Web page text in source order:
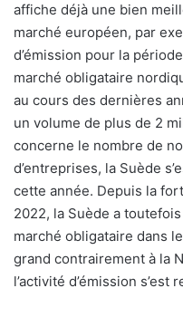
affiche déjà une bien
marché européen, par
d’émission pour la
marché obligataire
au cours des dernières
un volume de plus de 2
concerne le nombre de
d’entreprises, la Suède
cette année. Depuis la
2022, la Suède a
marché obligataire dans
grand contrairement à la
l’activité d’émission